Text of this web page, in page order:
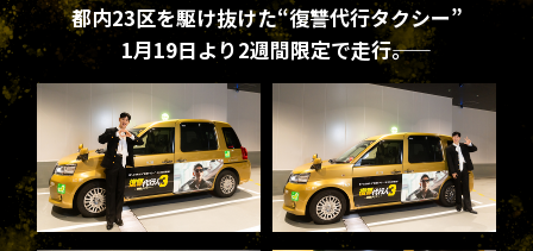
都内23区を駆け抜けた“復讐代行タクシー”
1月19日より2週間限定で走行――。